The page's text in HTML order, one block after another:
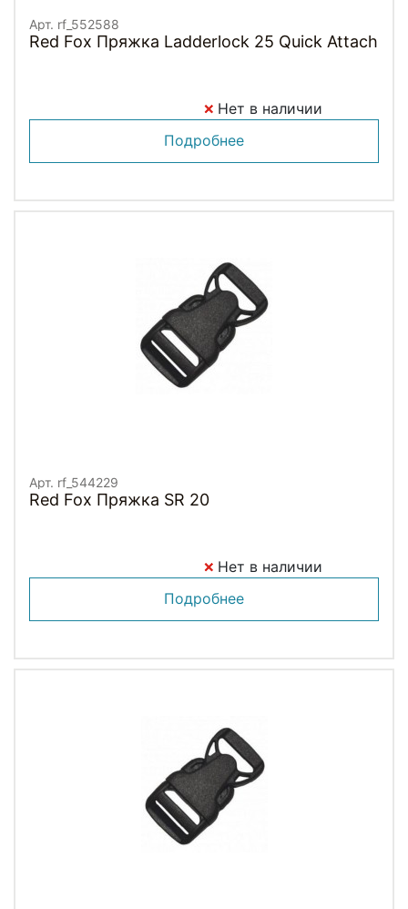
Арт. rf_552588
Red Fox Пряжка Ladderlock 25 Quick Attach
Нет в наличии
Подробнее
Арт. rf_544229
Red Fox Пряжка SR 20
Нет в наличии
Подробнее